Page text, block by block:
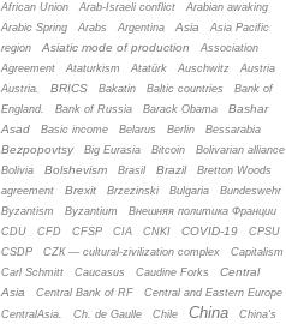
African Union
Arab-Israeli conflict
Arabian awaking
Arabic Spring
Arabs Argentina Asia
Asia Pacific
region
Asiatic mode of production
Association
Agreement
Ataturkism Atatürk Auschwitz
Austria
Austria.
BRICS Bakatin Baltic countries
Bank of
England.
Bank of Russia Barack Obama
Bashar
Asad
Basic income Belarus Berlin Bessarabia
Bezpopovtsy Big Eurasia Bitcoin
Bolivarian alliance
Bolivia
Bolshevism Brasil Brazil
Bretton Woods
agreement
Brexit Brzezinski Bulgaria
Bundeswehr
Byzantism
Byzantium
Bнешняя политика Франции
CDU
CFD CFSP CIA CNKI COVID-19
CPSU
CSDP
CZК — cultural-zivilization complex
Capitalism
Carl Schmitt
Caucasus Caudine Forks
Central
Asia
Central Bank of RF
Central and Eastern Europe
CentralAsia.
Ch. de Gaulle Chile China
China's